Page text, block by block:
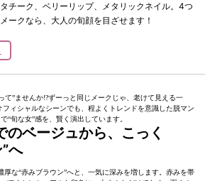
チーク、ベリーリップ、メタリックネイル。4つ
ークなら、大人の旬顔を目ざせます！
て”ませんか!?ずーっと同じメークじゃ、老けて見える一
フィシャルなシーンでも、程よくトレンドを意識した脱マン
“旬な女”感を、賢く演出しています。
のベージュから、こっく
へ
厚な“赤みブラウン”へと、一気に深みを増します。赤みを帯